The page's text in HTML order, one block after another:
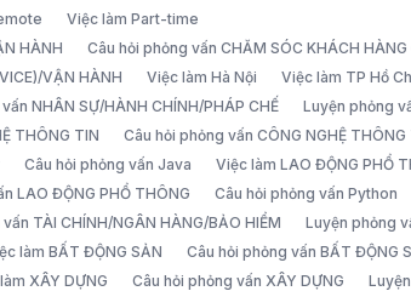
Việc làm Part-time
HÀNH
Câu hỏi phỏng vấn CHĂM SÓC KHÁCH
VẬN HÀNH
Việc làm Hà Nội
Việc làm TP Hồ
NHÂN SỰ/HÀNH CHÍNH/PHÁP CHẾ
Luyện phỏng
THÔNG TIN
Câu hỏi phỏng vấn CÔNG NGHỆ THÔNG
Câu hỏi phỏng vấn Java
Việc làm LAO ĐỘNG PHỔ
LAO ĐỘNG PHỔ THÔNG Câu hỏi phỏng vấn Python
TÀI CHÍNH/NGÂN HÀNG/BẢO HIỂM
Luyện phỏng
làm BẤT ĐỘNG SẢN Câu hỏi phỏng vấn BẤT ĐỘNG
XÂY DỰNG Câu hỏi phỏng vấn XÂY DỰNG